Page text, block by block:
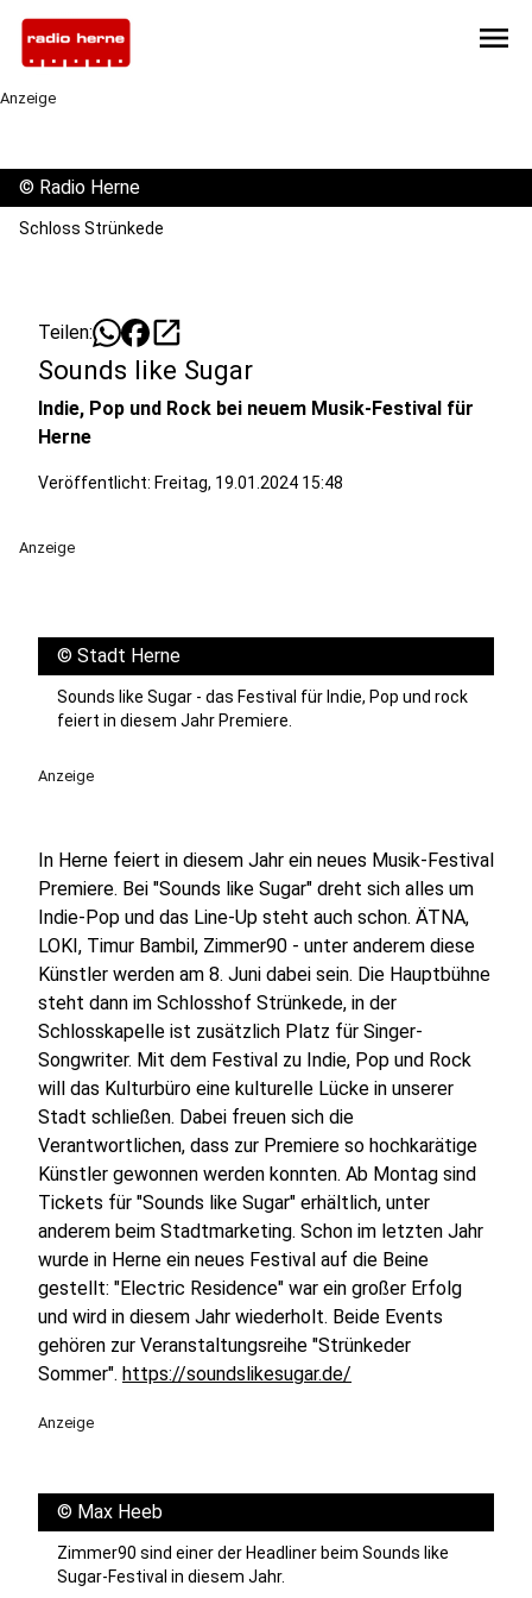
menu
Anzeige
© Radio Herne
Schloss Strünkede
Teilen: open_in_new
Sounds like Sugar
Indie, Pop und Rock bei neuem Musik-Festival für
Herne
Veröffentlicht: Freitag, 19.01.2024 15:48
Anzeige
© Stadt Herne
Sounds like Sugar - das Festival für Indie, Pop und rock
feiert in diesem Jahr Premiere.
Anzeige
In Herne feiert in diesem Jahr ein neues Musik-Festival
Premiere. Bei "Sounds like Sugar" dreht sich alles um
Indie-Pop und das Line-Up steht auch schon. ÄTNA,
LOKI, Timur Bambil, Zimmer90 - unter anderem diese
Künstler werden am 8. Juni dabei sein. Die Hauptbühne
steht dann im Schlosshof Strünkede, in der
Schlosskapelle ist zusätzlich Platz für Singer-
Songwriter. Mit dem Festival zu Indie, Pop und Rock
will das Kulturbüro eine kulturelle Lücke in unserer
Stadt schließen. Dabei freuen sich die
Verantwortlichen, dass zur Premiere so hochkarätige
Künstler gewonnen werden konnten. Ab Montag sind
Tickets für "Sounds like Sugar" erhältlich, unter
anderem beim Stadtmarketing. Schon im letzten Jahr
wurde in Herne ein neues Festival auf die Beine
gestellt: "Electric Residence" war ein großer Erfolg
und wird in diesem Jahr wiederholt. Beide Events
gehören zur Veranstaltungsreihe "Strünkeder
Sommer". https://soundslikesugar.de/
Anzeige
© Max Heeb
Zimmer90 sind einer der Headliner beim Sounds like
Sugar-Festival in diesem Jahr.